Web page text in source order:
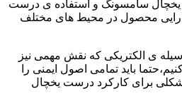
یخچال سامسونگ و استفاده ی درست
محصول در محیط های مختلف
ی الکتریکی که نقش مهمی نیز
باید تمامی اصول ایمنی را
برای کارکرد درست یخچال